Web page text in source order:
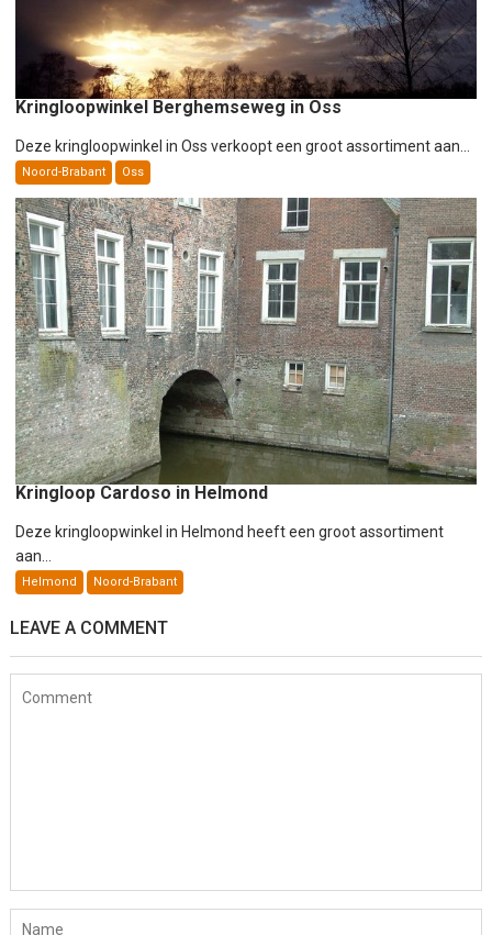
Kringloopwinkel Berghemseweg in Oss
Deze kringloopwinkel in Oss verkoopt een groot assortiment aan...
Noord-Brabant Oss
Kringloop Cardoso in Helmond
Deze kringloopwinkel in Helmond heeft een groot assortiment
aan...
Helmond Noord-Brabant
LEAVE A COMMENT